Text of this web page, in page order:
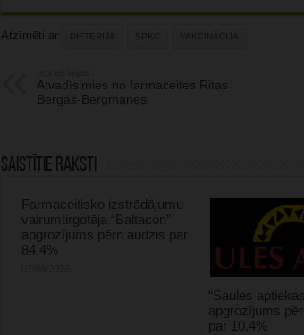
Atzīmēti ar: DIFTERIJA VAKCINĀCIJA
Atvadīsimies no farmaceites Ritas
Bergas-Bergmanes
Saistītie raksti
Farmaceitisko izstrādājumu
vairumtirgotāja “Baltacon”
apgrozījums pērn audzis par
84,4%
“Saules
apgrozījums
par 10,4%